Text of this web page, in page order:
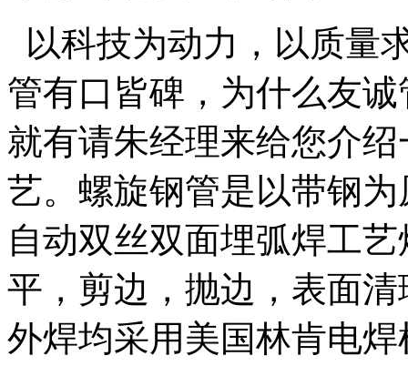
以科技为动力，以质量
管有口皆碑，为什么友
就有请朱经理来给您介
艺。螺旋钢管是以带钢
自动双丝双面埋弧焊工
平，剪边，抛边，表面
外焊均采用美国林肯电